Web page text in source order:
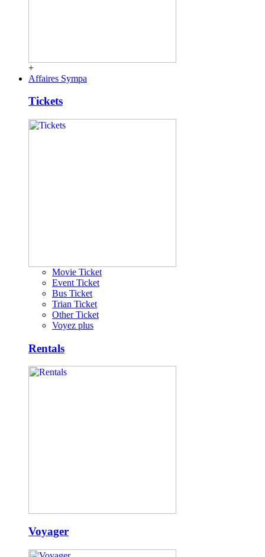
+
Affaires Sympa
Tickets
Movie Ticket
Event Ticket
Bus Ticket
Trian Ticket
Other Ticket
Voyez plus
Rentals
Voyager